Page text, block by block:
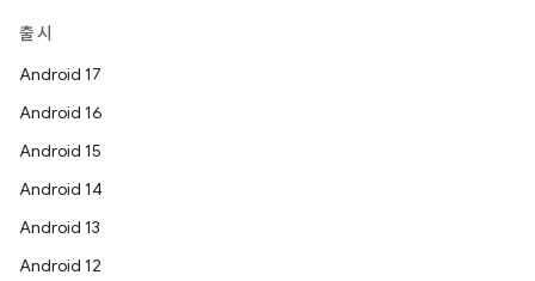
출시
Android 17
Android 16
Android 15
Android 14
Android 13
Android 12